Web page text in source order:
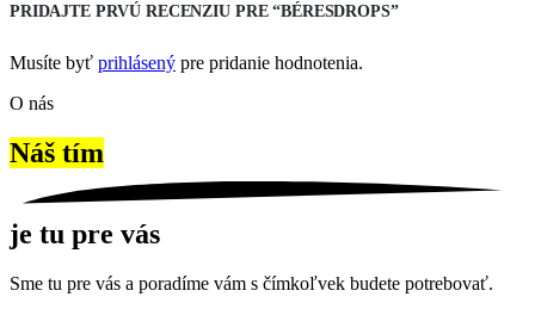
PRIDAJTE PRVÚ RECENZIU PRE “BÉRESDROPS”
Musíte byť prihlásený pre pridanie hodnotenia.
O nás
Náš tím
je tu pre vás
Sme tu pre vás a poradíme vám s čímkoľvek budete potrebovať.